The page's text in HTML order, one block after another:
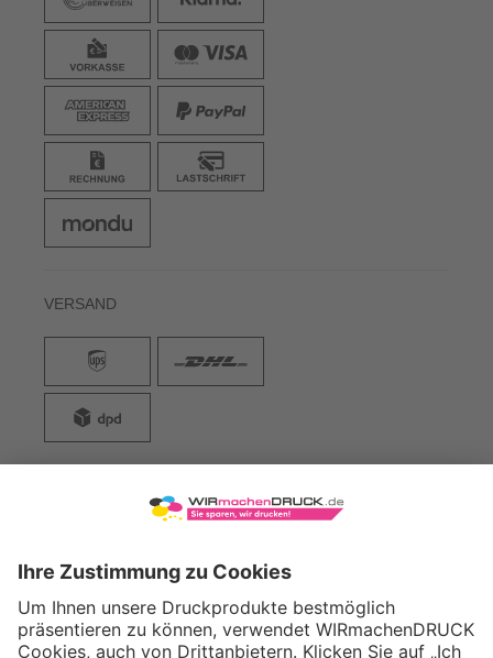
VERSAND
WIRmachenDRUCK GmbH
71522 Backnang
Tel.: +49 (0) 711 995 982 - 20
Fax: +49 (0) 711 995 982 - 21